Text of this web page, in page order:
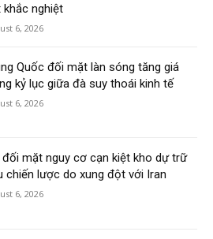
khắc nghiệt
6, 2026
Quốc đối mặt làn sóng tăng giá
kỷ lục giữa đà suy thoái kinh tế
6, 2026
đối mặt nguy cơ cạn kiệt kho dự trữ
chiến lược do xung đột với Iran
6, 2026